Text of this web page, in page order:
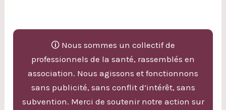
🛈 Nous sommes un collectif de
professionnels de la santé, rassemblés en
association. Nous agissons et fonctionnons
sans publicité, sans conflit d’intérêt, sans
subvention. Merci de soutenir notre action sur